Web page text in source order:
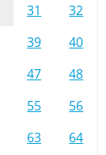
31
32
39
40
47
48
55
56
63
64